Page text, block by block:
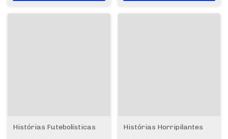
Histórias Futebolísticas Histórias Horripilantes